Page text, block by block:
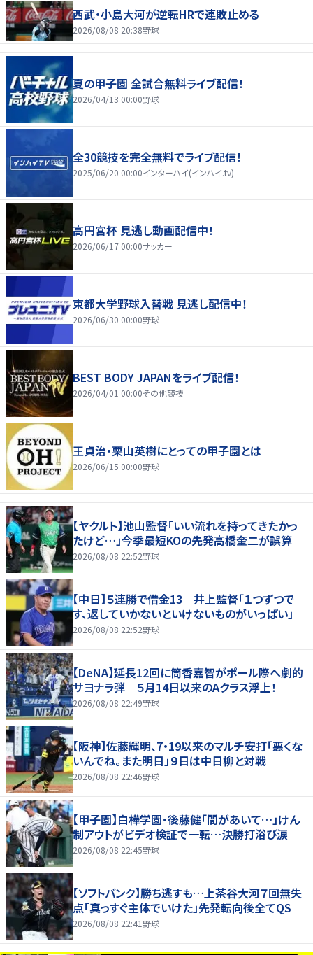
西武・小島大河が逆転HRで連敗止める
2026/08/08 20:38野球
夏の甲子園 全試合無料ライブ配信！
2026/04/13 00:00野球
全30競技を完全無料でライブ配信！
2025/06/20 00:00インターハイ(インハイ.tv)
高円宮杯 見逃し動画配信中！
2026/06/17 00:00サッカー
東都大学野球入替戦 見逃し配信中！
2026/06/30 00:00野球
BEST BODY JAPANをライブ配信！
2026/04/01 00:00その他競技
王貞治・栗山英樹にとっての甲子園とは
2026/06/15 00:00野球
【ヤクルト】池山監督「いい流れを持ってきたかっ
たけど…」今季最短KOの先発高橋奎二が誤算
2026/08/08 22:52野球
【中日】５連勝で借金13 井上監督「１つずつで
す、返していかないといけないものがいっぱい」
2026/08/08 22:52野球
【DeNA】延長12回に筒香嘉智がポール際へ劇的
サヨナラ弾 ５月14日以来のAクラス浮上！
2026/08/08 22:49野球
【阪神】佐藤輝明、7・19以来のマルチ安打「悪くな
いんでね。また明日」９日は中日柳と対戦
2026/08/08 22:46野球
【甲子園】白樺学園・後藤健「間があいて…」けん
制アウトがビデオ検証で一転…決勝打浴び涙
2026/08/08 22:45野球
【ソフトバンク】勝ち逃すも…上茶谷大河７回無失
点「真っすぐ主体でいけた」先発転向後全てQS
2026/08/08 22:41野球